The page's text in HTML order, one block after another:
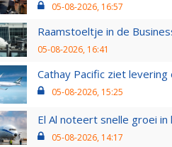
05-08-2026, 16:57
Raamstoeltje in de
05-08-2026, 16:41
Cathay Pacific ziet
05-08-2026, 15:25
El Al noteert snelle groei
05-08-2026, 14:17